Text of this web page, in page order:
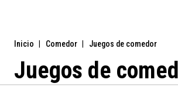
Inicio Comedor Juegos de comedor
Juegos de